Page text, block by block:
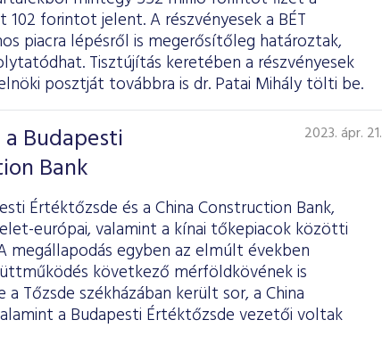
102 forintot jelent. A részvényesek a BÉT
piacra lépésről is megerősítőleg határoztak,
Tisztújítás keretében a részvényesek
posztját továbbra is dr. Patai Mihály tölti be.
Budapesti
Bank
2023. ápr. 21.
Értéktőzsde és a China Construction Bank,
európai, valamint a kínai tőkepiacok közötti
egyben az elmúlt években
következő mérföldkövének is
Tőzsde székházában került sor, a China
a Budapesti Értéktőzsde vezetői voltak